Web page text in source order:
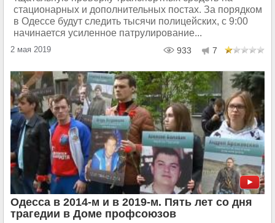
стационарных и дополнительных постах. За порядком
в Одессе будут следить тысячи полицейских, с 9:00
начинается усиленное патрулирование...
2 мая 2019 933 7
Одесса в 2014-м и в 2019-м. Пять лет со дня
трагедии в Доме профсоюзов